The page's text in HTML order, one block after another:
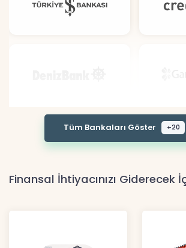
Tüm Bankaları Göster +20
Finansal İhtiyacınızı Giderecek